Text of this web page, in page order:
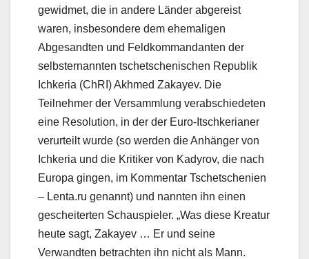
gewidmet, die in andere Länder abgereist
waren, insbesondere dem ehemaligen
Abgesandten und Feldkommandanten der
selbsternannten tschetschenischen Republik
Ichkeria (ChRI) Akhmed Zakayev. Die
Teilnehmer der Versammlung verabschiedeten
eine Resolution, in der der Euro-Itschkerianer
verurteilt wurde (so werden die Anhänger von
Ichkeria und die Kritiker von Kadyrov, die nach
Europa gingen, im Kommentar Tschetschenien
– Lenta.ru genannt) und nannten ihn einen
gescheiterten Schauspieler. „Was diese Kreatur
heute sagt, Zakayev … Er und seine
Verwandten betrachten ihn nicht als Mann.